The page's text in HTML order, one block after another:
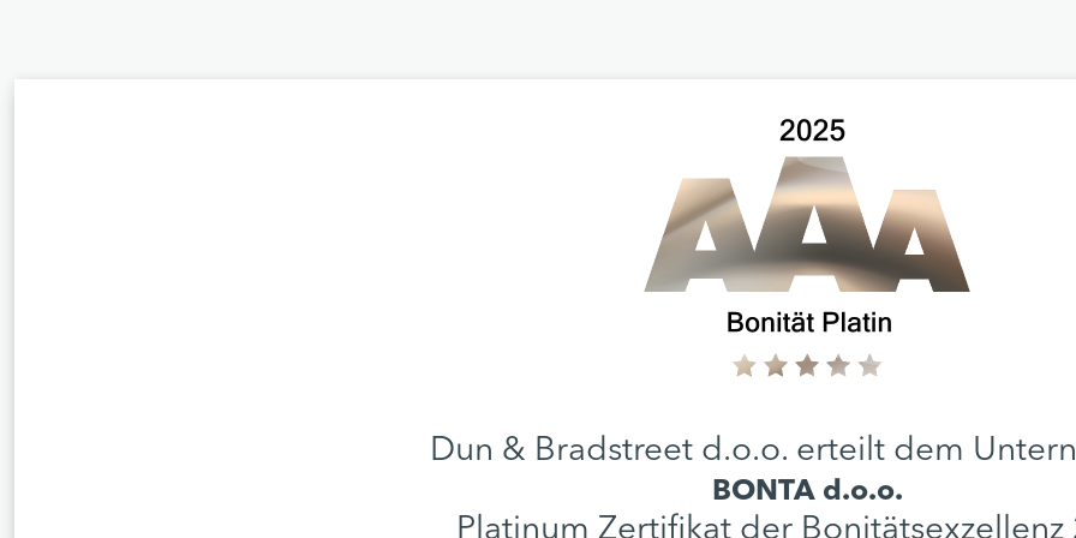
Dun & Bradstreet d.o.o. erteilt dem
BONTA d.o.o.
Platinum Zertifikat der Bonitätsexzellenz